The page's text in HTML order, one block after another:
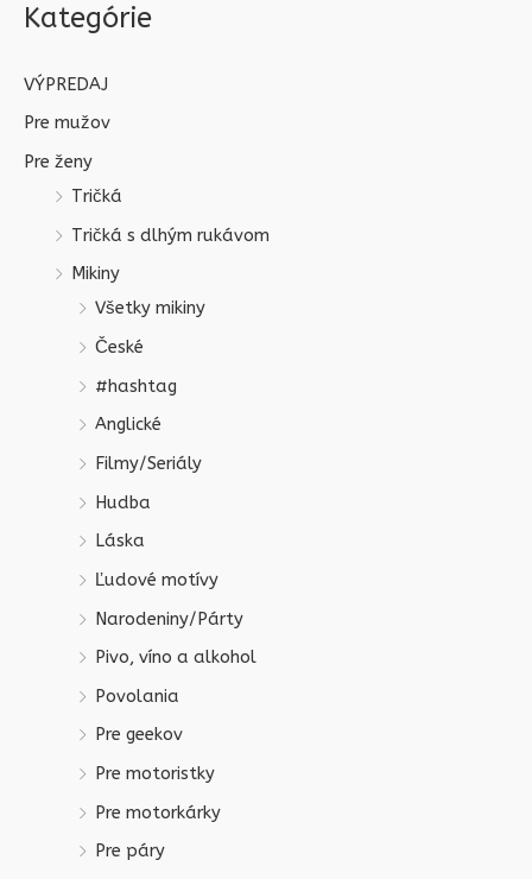
Kategórie
VÝPREDAJ
Pre mužov
Pre ženy
Tričká
Tričká s dlhým rukávom
Mikiny
Všetky mikiny
České
#hashtag
Anglické
Filmy/Seriály
Hudba
Láska
Ľudové motívy
Narodeniny/Párty
Pivo, víno a alkohol
Povolania
Pre geekov
Pre motoristky
Pre motorkárky
Pre páry